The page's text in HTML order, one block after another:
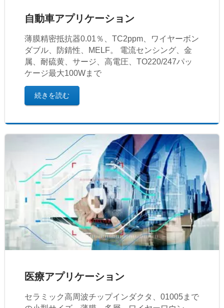
自動車アプリケーション
薄膜精密抵抗器0.01％、TC2ppm、ワイヤーボン
ダブル、防錆性、MELF。 電流センシング、金
属、耐硫黄、サージ、高電圧、TO220/247パッ
ケージ最大100Wまで
続きを読む
医療アプリケーション
セラミック高周波チップインダクタ、01005まで